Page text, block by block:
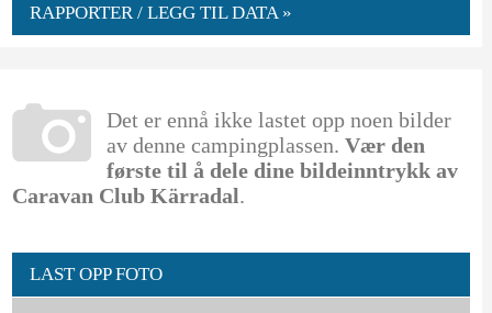
RAPPORTER / LEGG TIL DATA »
Det er ennå ikke lastet opp noen bilder
av denne campingplassen. Vær den
første til å dele dine bildeinntrykk av
Caravan Club Kärradal.
LAST OPP FOTO